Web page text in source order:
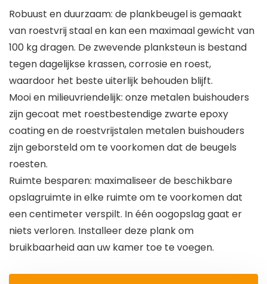
Robuust en duurzaam: de plankbeugel is gemaakt
van roestvrij staal en kan een maximaal gewicht van
100 kg dragen. De zwevende planksteun is bestand
tegen dagelijkse krassen, corrosie en roest,
waardoor het beste uiterlijk behouden blijft.
Mooi en milieuvriendelijk: onze metalen buishouders
zijn gecoat met roestbestendige zwarte epoxy
coating en de roestvrijstalen metalen buishouders
zijn geborsteld om te voorkomen dat de beugels
roesten.
Ruimte besparen: maximaliseer de beschikbare
opslagruimte in elke ruimte om te voorkomen dat
een centimeter verspilt. In één oogopslag gaat er
niets verloren. Installeer deze plank om
bruikbaarheid aan uw kamer toe te voegen.